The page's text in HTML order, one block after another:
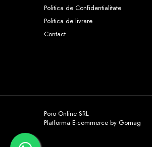
Politica de Confidentialitate
Politica de livrare
Contact
Poro Online SRL
Platforma E-commerce by Gomag